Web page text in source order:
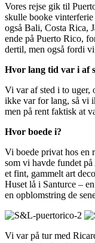
Vores rejse gik til
skulle booke
også Bali, Costa Rica,
ende på Puerto Rico,
dertil, men også fordi
Hvor lang tid var i af
Vi var af sted i to uger,
ikke var for lang, så vi
men på rent faktisk at
Hvor boede i?
Vi boede privat hos en
som vi havde fundet
et fint, gammelt art
Huset lå i Santurce –
en opblomstring de
Vi var på tur med